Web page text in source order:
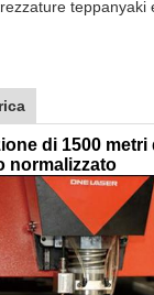
teppanyaki
di 1500 metri
normalizzato